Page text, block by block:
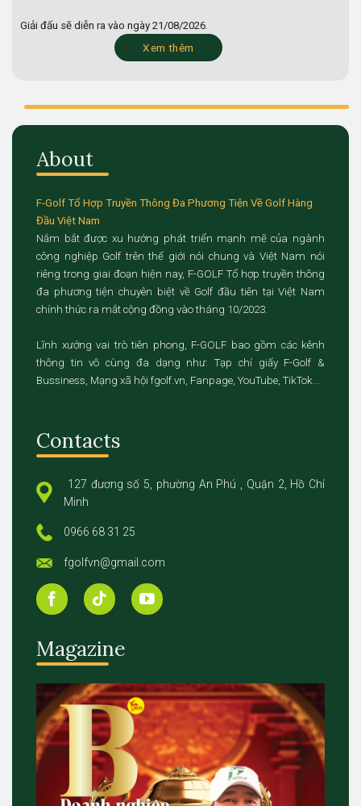
Giải đấu sẽ diễn ra vào ngày 21/08/2026.
Xem thêm
About
F-Golf Tổ Hợp Truyền Thông Đa Phương Tiện Về Golf Hàng
Đầu Việt Nam
Nắm bắt được xu hướng phát triển mạnh mẽ của ngành
công nghiệp Golf trên thế giới nói chung và Việt Nam nói
riêng trong giai đoạn hiện nay, F-GOLF Tổ hợp truyền thông
đa phương tiện chuyên biệt về Golf đầu tiên tại Việt Nam
chính thức ra mắt cộng đồng vào tháng 10/2023.
Lĩnh xướng vai trò tiên phong, F-GOLF bao gồm các kênh
thông tin vô cùng đa dạng như: Tạp chí giấy F-Golf &
Bussiness, Mạng xã hội fgolf.vn, Fanpage, YouTube, TikTok...
Contacts
127 đương số 5, phường An Phú , Quận 2, Hồ Chí
Minh
0966 68 31 25
fgolfvn@gmail.com
Magazine